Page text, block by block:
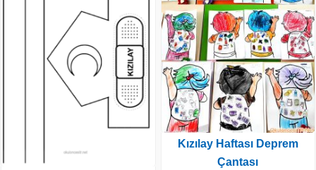
Kızılay Haftası Deprem
Çantası